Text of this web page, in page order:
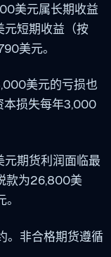
美元属长期收益
元短期收益（按
美元。
美元的亏损也
损失每年3,000
元期货利润面临最
款为26,800美
。非合格期货遵循